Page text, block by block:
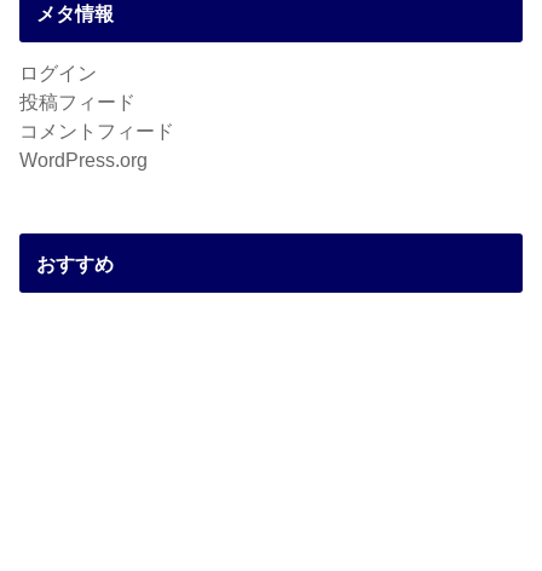
メタ情報
ログイン
投稿フィード
コメントフィード
WordPress.org
おすすめ